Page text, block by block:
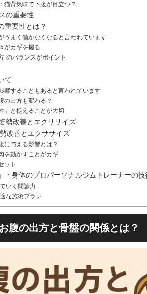
猫背気味で下腹が目立つ？
の重要性
重要性とは？
うまく働かなくなると言われています
がカギを握る
”のバランスがポイント
て
響することもあると言われています
の出方も変わる？
」と捉えることが大切
勢改善とエクササイズ
改善とエクササイズ
に与える影響とは？
を動かすことがカギ
ット
・身体のプロパーソナルジムトレーナーの技
いく問診力
な施術プラン
腹の出方と骨盤の関係とは？